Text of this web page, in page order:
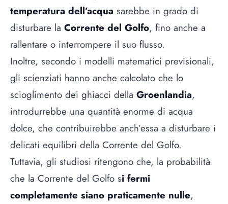
temperatura dell’acqua sarebbe in grado di
disturbare la Corrente del Golfo, fino anche a
rallentare o interrompere il suo flusso.
Inoltre, secondo i modelli matematici previsionali,
gli scienziati hanno anche calcolato che lo
scioglimento dei ghiacci della Groenlandia,
introdurrebbe una quantità enorme di acqua
dolce, che contribuirebbe anch’essa a disturbare i
delicati equilibri della Corrente del Golfo.
Tuttavia, gli studiosi ritengono che, la probabilità
che la Corrente del Golfo si fermi
completamente siano praticamente nulle,